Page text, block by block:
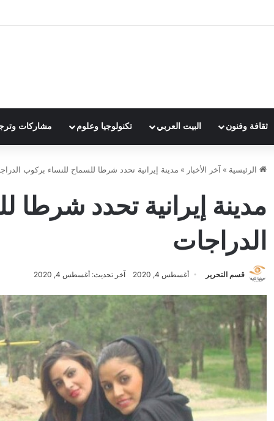
ثقافة وفنون البيت العربي تكنولوجيا وعلوم مشاركات
الرئيسية » آخر الأخبار » مدينة إيرانية تحدد شرطا للسماح للنساء بركوب
مدينة إيرانية تحدد
الدراجات
قسم التحرير أغسطس 4, 2020 آخر تحديث: أغسطس 4, 2020